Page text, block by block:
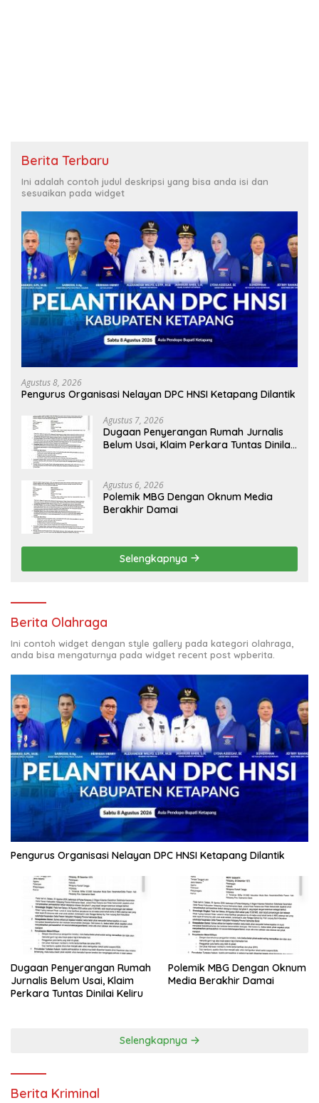
Berita Terbaru
Ini adalah contoh judul deskripsi yang bisa anda isi dan
sesuaikan pada widget
Agustus 8, 2026
Pengurus Organisasi Nelayan DPC HNSI Ketapang Dilantik
Agustus 7, 2026
Dugaan Penyerangan Rumah Jurnalis
Belum Usai, Klaim Perkara Tuntas Dinilai
Agustus 6, 2026
Polemik MBG Dengan Oknum Media
Berakhir Damai
Selengkapnya
Berita Olahraga
Ini contoh widget dengan style gallery pada kategori olahraga,
anda bisa mengaturnya pada widget recent post wpberita.
Pengurus Organisasi Nelayan DPC HNSI Ketapang Dilantik
Dugaan Penyerangan Rumah
Jurnalis Belum Usai, Klaim
Perkara Tuntas Dinilai Keliru
Polemik MBG Dengan Oknum
Media Berakhir Damai
Selengkapnya
Berita Kriminal